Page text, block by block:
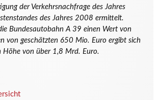
der Verkehrsnachfrage des Jahres
des Jahres 2008 ermittelt.
Bundesautobahn A 39 einen Wert von
von geschätzten 650 Mio. Euro ergibt sich
Höhe von über 1,8 Mrd. Euro.